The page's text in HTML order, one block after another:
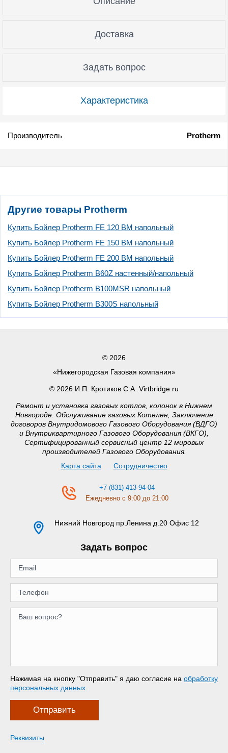
Характеристика
Доставка
Задать вопрос
Производитель Protherm
Другие товары Protherm
Купить Бойлер Protherm FE 120 BM напольный
Купить Бойлер Protherm FE 150 BM напольный
Купить Бойлер Protherm FE 200 BM напольный
Купить Бойлер Protherm B60Z настенный/напольный
Купить Бойлер Protherm B100MSR напольный
Купить Бойлер Protherm B300S напольный
© 2026
«Нижегородская Газовая компания»
© 2026 И.П. Кротиков С.А. Virtbridge.ru
Ремонт и установка газовых котлов, колонок в Нижнем
Новгороде. Обслуживание газовых Котелен, Заключение
договоров Внутридомового Газового Оборудования (ВДГО)
и Внутриквартирного Газового Оборудования (ВКГО),
Сертифицированный сервисный центр 12 мировых
производителей Газового Оборудования.
Карта сайта
Сотрудничество
+7 (831) 413-94-04
Ежедневно с 9:00 до 21:00
Нижний Новгород пр.Ленина д.20 Офис 12
Задать вопрос
Нажимая на кнопку "Отправить" я даю согласие на обработку
персональных данных
Отправить
Реквизиты